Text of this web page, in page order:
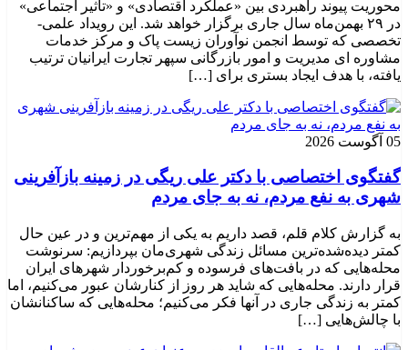
محوریت پیوند راهبردی بین «عملکرد اقتصادی» و «تأثیر اجتماعی»
در ۲۹ بهمن‌ماه سال جاری برگزار خواهد شد. این رویداد علمی-
تخصصی که توسط انجمن نوآوران زیست پاک و مرکز خدمات
مشاوره ای مدیریت و امور بازرگانی سپهر تجارت ایرانیان ترتیب
یافته، با هدف ایجاد بستری برای […]
05 آگوست 2026
گفتگوی اختصاصی با دکتر علی ریگی در زمینه بازآفرینی
شهری به نفع مردم، نه به جای مردم
به گزارش کلام قلم، قصد داریم به یکی از مهم‌ترین و در عین حال
کمتر دیده‌شده‌ترین مسائل زندگی شهری‌مان بپردازیم: سرنوشت
محله‌هایی که در بافت‌های فرسوده و کم‌برخوردار شهرهای ایران
قرار دارند. محله‌هایی که شاید هر روز از کنارشان عبور می‌کنیم، اما
کمتر به زندگی جاری در آنها فکر می‌کنیم؛ محله‌هایی که ساکنانشان
با چالش‌هایی […]